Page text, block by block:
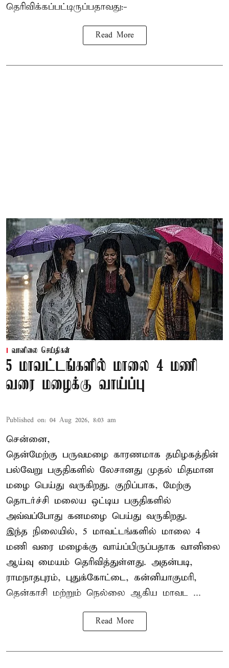
தெரிவிக்கப்பட்டிருப்பதாவது:-
Read More
வானிலை செய்திகள்
5 மாவட்டங்களில் மாலை 4 மணி
வரை மழைக்கு வாய்ப்பு
Published on: 04 Aug 2026, 8:03 am
சென்னை,
தென்மேற்கு பருவமழை காரணமாக தமிழகத்தின்
பல்வேறு பகுதிகளில் லேசானது முதல் மிதமான
மழை பெய்து வருகிறது. குறிப்பாக, மேற்கு
தொடர்ச்சி மலைய ஒட்டிய பகுதிகளில்
அவ்வப்போது கனமழை பெய்து வருகிறது.
இந்த நிலையில், 5 மாவட்டங்களில் மாலை 4
மணி வரை மழைக்கு வாய்ப்பிருப்பதாக வானிலை
ஆய்வு மையம் தெரிவித்துள்ளது. அதன்படி,
ராமநாதபுரம், புதுக்கோட்டை, கன்னியாகுமரி,
தென்காசி மற்றும் நெல்லை ஆகிய மாவட ...
Read More